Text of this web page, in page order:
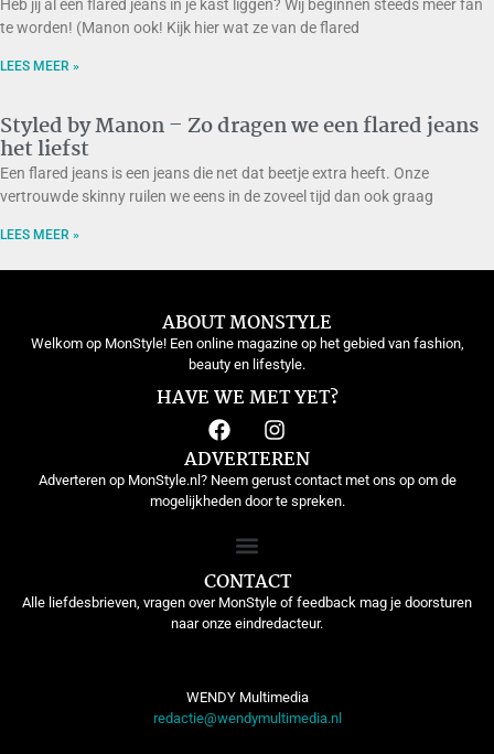
Heb jij al een flared jeans in je kast liggen? Wij beginnen steeds meer fan
te worden! (Manon ook! Kijk hier wat ze van de flared
LEES MEER »
Styled by Manon – Zo dragen we een flared jeans
het liefst
Een flared jeans is een jeans die net dat beetje extra heeft. Onze
vertrouwde skinny ruilen we eens in de zoveel tijd dan ook graag
LEES MEER »
ABOUT MONSTYLE
Welkom op MonStyle! Een online magazine op het gebied van fashion,
beauty en lifestyle.
HAVE WE MET YET?
ADVERTEREN
Adverteren op MonStyle.nl? Neem gerust contact met ons op om de
mogelijkheden door te spreken.
CONTACT
Alle liefdesbrieven, vragen over MonStyle of feedback mag je doorsturen
naar onze eindredacteur.
WENDY Multimedia
redactie@wendymultimedia.nl